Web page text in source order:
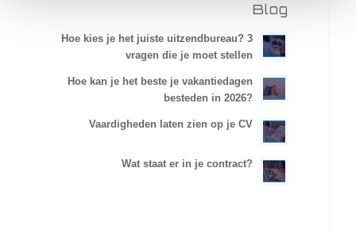
Blog
Hoe kies je het juiste uitzendbureau? 3
vragen die je moet stellen
Hoe kan je het beste je vakantiedagen
besteden in 2026?
Vaardigheden laten zien op je CV
Wat staat er in je contract?